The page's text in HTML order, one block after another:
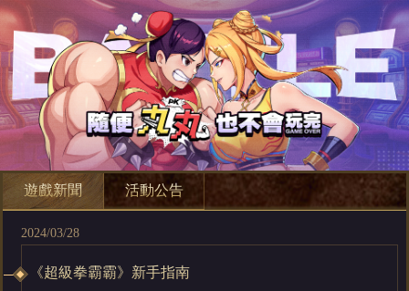
遊戲新聞 活動公告
2024/03/28
《超級拳霸霸》新手指南